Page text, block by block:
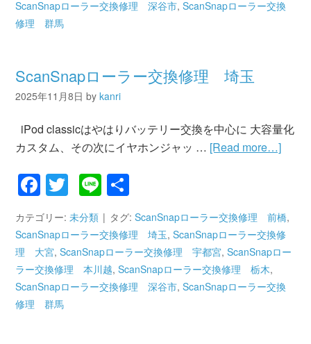
ScanSnapローラー交換修理 深谷市,ScanSnapローラー交換
修理 群馬
ScanSnapローラー交換修理 埼玉
2025年11月8日 bykanri
iPod classicはやはりバッテリー交換を中心に 大容量化
カスタム、その次にイヤホンジャッ … [Read more…]
Facebook
Twitter
Line
有
カテゴリー:未分類 タグ:ScanSnapローラー交換修理 前橋,
ScanSnapローラー交換修理 埼玉,ScanSnapローラー交換修
理 大宮,ScanSnapローラー交換修理 宇都宮,ScanSnapロー
ラー交換修理 本川越,ScanSnapローラー交換修理 栃木,
ScanSnapローラー交換修理 深谷市,ScanSnapローラー交換
修理 群馬